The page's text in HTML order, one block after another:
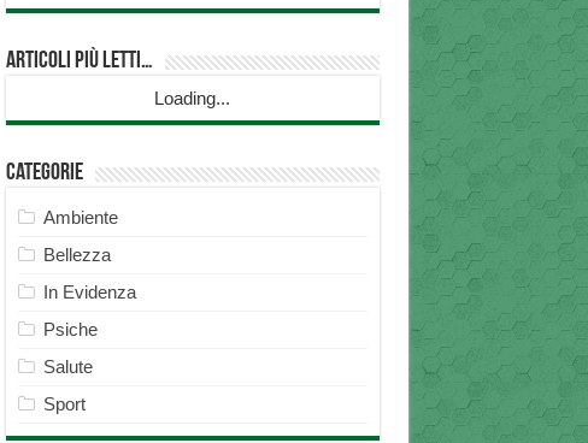
Articoli più Letti…
Loading...
Categorie
Ambiente
Bellezza
In Evidenza
Psiche
Salute
Sport